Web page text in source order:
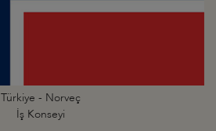
Türkiye - Norveç
İş Konseyi